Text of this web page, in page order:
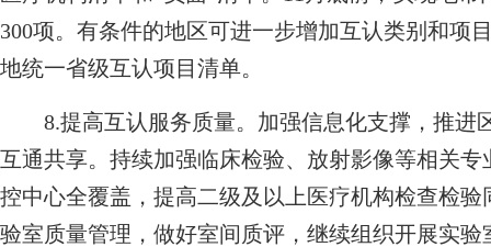
300项。有条件的地区可进一步增加互认类别和项
地统一省级互认项目清单。
8.提高互认服务质量。加强信息化支撑，推进
互通共享。持续加强临床检验、放射影像等相关
控中心全覆盖，提高二级及以上医疗机构检查检
验室质量管理，做好室间质评，继续组织开展实